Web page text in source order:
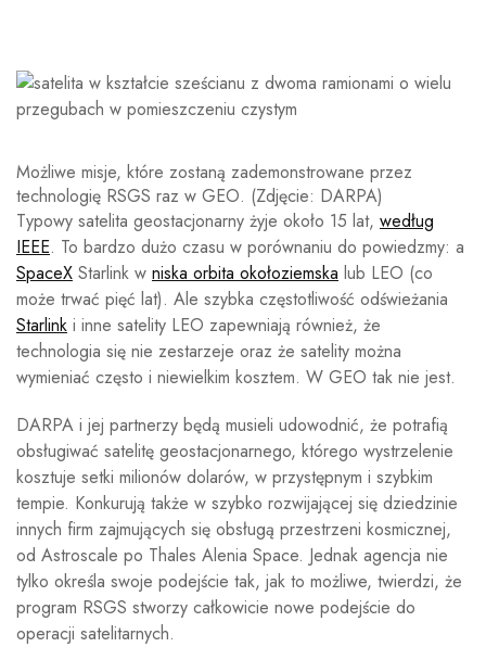
Możliwe misje, które zostaną zademonstrowane przez
technologię RSGS raz w GEO. (Zdjęcie: DARPA)
Typowy satelita geostacjonarny żyje około 15 lat, według
IEEE. To bardzo dużo czasu w porównaniu do powiedzmy: a
SpaceX Starlink w niska orbita okołoziemska lub LEO (co
może trwać pięć lat). Ale szybka częstotliwość odświeżania
Starlink i inne satelity LEO zapewniają również, że
technologia się nie zestarzeje oraz że satelity można
wymieniać często i niewielkim kosztem. W GEO tak nie jest.
DARPA i jej partnerzy będą musieli udowodnić, że potrafią
obsługiwać satelitę geostacjonarnego, którego wystrzelenie
kosztuje setki milionów dolarów, w przystępnym i szybkim
tempie. Konkurują także w szybko rozwijającej się dziedzinie
innych firm zajmujących się obsługą przestrzeni kosmicznej,
od Astroscale po Thales Alenia Space. Jednak agencja nie
tylko określa swoje podejście tak, jak to możliwe, twierdzi, że
program RSGS stworzy całkowicie nowe podejście do
operacji satelitarnych.